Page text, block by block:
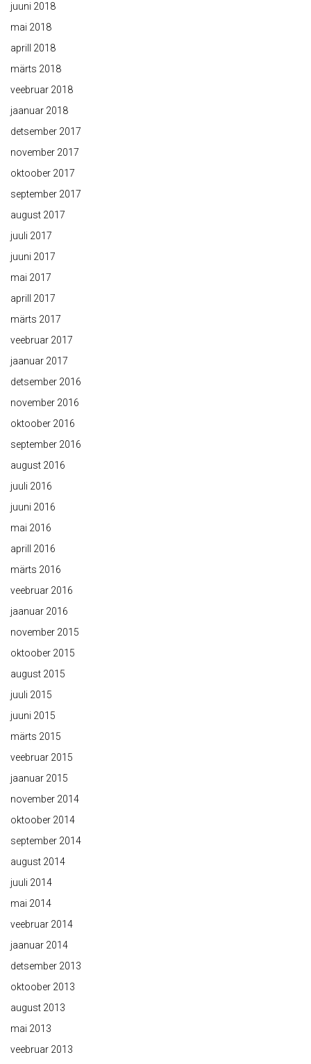
juuni 2018
mai 2018
aprill 2018
märts 2018
veebruar 2018
jaanuar 2018
detsember 2017
november 2017
oktoober 2017
september 2017
august 2017
juuli 2017
juuni 2017
mai 2017
aprill 2017
märts 2017
veebruar 2017
jaanuar 2017
detsember 2016
november 2016
oktoober 2016
september 2016
august 2016
juuli 2016
juuni 2016
mai 2016
aprill 2016
märts 2016
veebruar 2016
jaanuar 2016
november 2015
oktoober 2015
august 2015
juuli 2015
juuni 2015
märts 2015
veebruar 2015
jaanuar 2015
november 2014
oktoober 2014
september 2014
august 2014
juuli 2014
mai 2014
veebruar 2014
jaanuar 2014
detsember 2013
oktoober 2013
august 2013
mai 2013
veebruar 2013